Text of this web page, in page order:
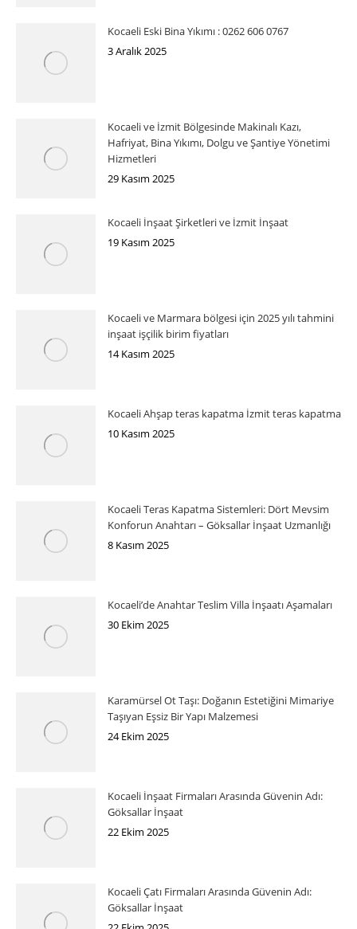
Kocaeli Eski Bina Yıkımı : 0262 606 0767
3 Aralık 2025
Kocaeli ve İzmit Bölgesinde Makinalı Kazı,
Hafriyat, Bina Yıkımı, Dolgu ve Şantiye Yönetimi
Hizmetleri
29 Kasım 2025
Kocaeli İnşaat Şirketleri ve İzmit İnşaat
19 Kasım 2025
Kocaeli ve Marmara bölgesi için 2025 yılı tahmini
inşaat işçilik birim fiyatları
14 Kasım 2025
Kocaeli Ahşap teras kapatma İzmit teras kapatma
10 Kasım 2025
Kocaeli Teras Kapatma Sistemleri: Dört Mevsim
Konforun Anahtarı – Göksallar İnşaat Uzmanlığı
8 Kasım 2025
Kocaeli’de Anahtar Teslim Villa İnşaatı Aşamaları
30 Ekim 2025
Karamürsel Ot Taşı: Doğanın Estetiğini Mimariye
Taşıyan Eşsiz Bir Yapı Malzemesi
24 Ekim 2025
Kocaeli İnşaat Firmaları Arasında Güvenin Adı:
Göksallar İnşaat
22 Ekim 2025
Kocaeli Çatı Firmaları Arasında Güvenin Adı:
Göksallar İnşaat